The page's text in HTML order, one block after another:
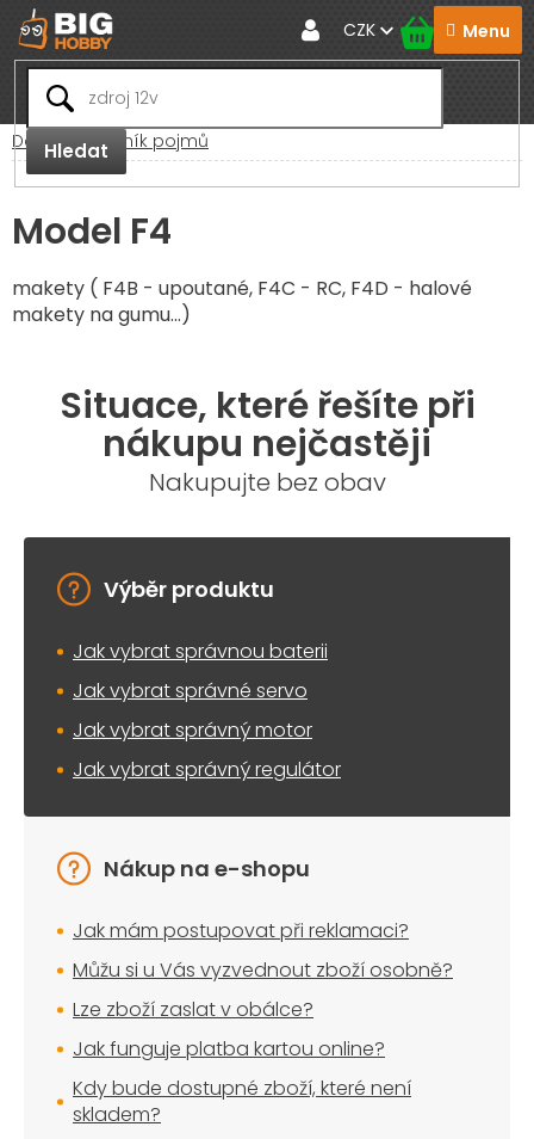
Přejít
na
obsah
Hledat
CZK
Domů Slovník pojmů
Model F4
makety ( F4B - upoutané, F4C - RC, F4D - halové
makety na gumu...)
Situace, které řešíte při
nákupu nejčastěji
Nakupujte bez obav
Výběr produktu
Jak vybrat správnou baterii
Jak vybrat správné servo
Jak vybrat správný motor
Jak vybrat správný regulátor
Nákup na e-shopu
Jak mám postupovat při reklamaci?
Můžu si u Vás vyzvednout zboží osobně?
Lze zboží zaslat v obálce?
Jak funguje platba kartou online?
Kdy bude dostupné zboží, které není
skladem?